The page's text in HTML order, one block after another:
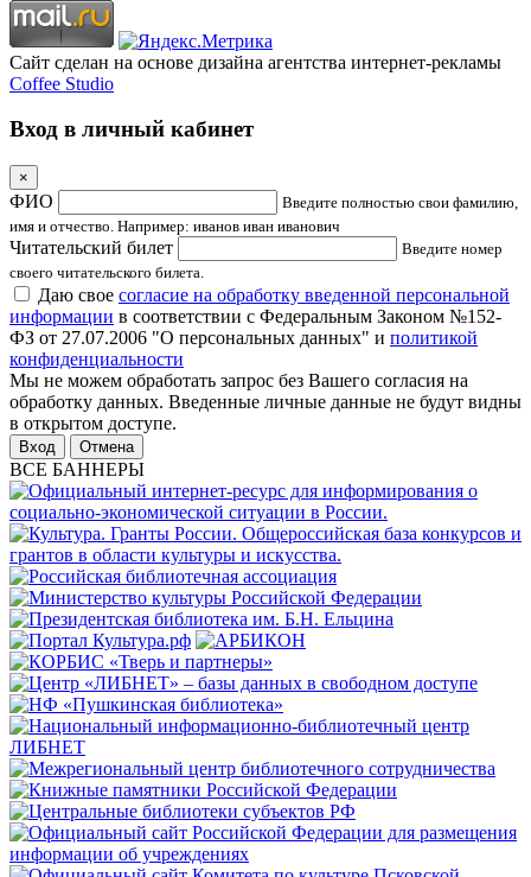
Сайт сделан на основе дизайна агентства интернет-рекламы
Coffee Studio
Вход в личный кабинет
×
ФИО
Введите полностью свои фамилию,
имя и отчество. Например: иванов иван иванович
Читательский билет
Введите номер
своего читательского билета.
Даю свое согласие на обработку введенной персональной
информации в соответствии с Федеральным Законом №152-
ФЗ от 27.07.2006 "О персональных данных" и политикой
конфиденциальности
Мы не можем обработать запрос без Вашего согласия на
обработку данных. Введенные личные данные не будут видны
в открытом доступе.
Отмена
ВСЕ БАННЕРЫ